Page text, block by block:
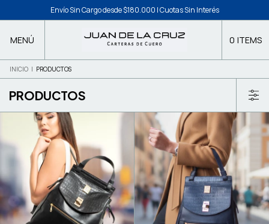
Envío Sin Cargo desde $180.000 | Cuotas Sin Interés
MENÚ 0 ITEMS
INICIO | PRODUCTOS
PRODUCTOS